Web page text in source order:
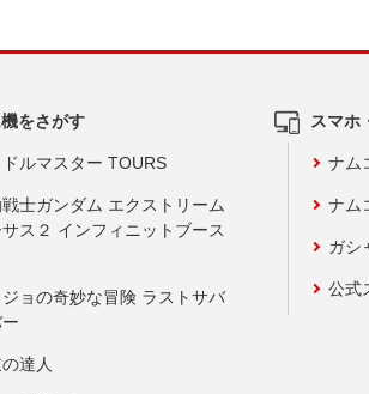
をさがす
ルマスター TOURS
士ガンダム エクストリーム
ス２ インフィニットブース
ョの奇妙な冒険 ラストサバ
達人
スマホ
ナム
ナム
ガシ
公式